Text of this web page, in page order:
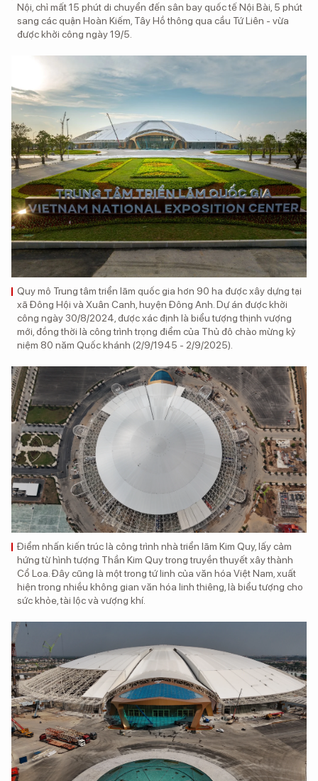
Nội, chỉ mất 15 phút di chuyển đến sân bay quốc tế Nội Bài, 5 phút
sang các quận Hoàn Kiếm, Tây Hồ thông qua cầu Tứ Liên - vừa
được khởi công ngày 19/5.
Quy mô Trung tâm triển lãm quốc gia hơn 90 ha được xây dựng tại
xã Đông Hội và Xuân Canh, huyện Đông Anh. Dự án được khởi
công ngày 30/8/2024, được xác định là biểu tượng thịnh vượng
mới, đồng thời là công trình trọng điểm của Thủ đô chào mừng kỷ
niệm 80 năm Quốc khánh (2/9/1945 - 2/9/2025).
Điểm nhấn kiến trúc là công trình nhà triển lãm Kim Quy, lấy cảm
hứng từ hình tượng Thần Kim Quy trong truyền thuyết xây thành
Cổ Loa. Đây cũng là một trong tứ linh của văn hóa Việt Nam, xuất
hiện trong nhiều không gian văn hóa linh thiêng, là biểu tượng cho
sức khỏe, tài lộc và vượng khí.